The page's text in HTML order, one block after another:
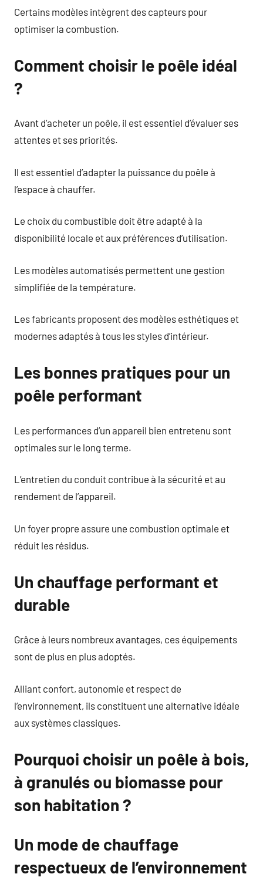
Certains modèles intègrent des capteurs pour
optimiser la combustion.
Comment choisir le poêle idéal
?
Avant d’acheter un poêle, il est essentiel d’évaluer ses
attentes et ses priorités.
Il est essentiel d’adapter la puissance du poêle à
l’espace à chauffer.
Le choix du combustible doit être adapté à la
disponibilité locale et aux préférences d’utilisation.
Les modèles automatisés permettent une gestion
simplifiée de la température.
Les fabricants proposent des modèles esthétiques et
modernes adaptés à tous les styles d’intérieur.
Les bonnes pratiques pour un
poêle performant
Les performances d’un appareil bien entretenu sont
optimales sur le long terme.
L’entretien du conduit contribue à la sécurité et au
rendement de l’appareil.
Un foyer propre assure une combustion optimale et
réduit les résidus.
Un chauffage performant et
durable
Grâce à leurs nombreux avantages, ces équipements
sont de plus en plus adoptés.
Alliant confort, autonomie et respect de
l’environnement, ils constituent une alternative idéale
aux systèmes classiques.
Pourquoi choisir un poêle à bois,
à granulés ou biomasse pour
son habitation ?
Un mode de chauffage
respectueux de l’environnement